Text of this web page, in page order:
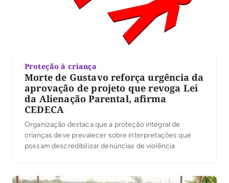
Proteção à criança
Morte de Gustavo reforça urgência da
aprovação de projeto que revoga Lei
da Alienação Parental, afirma
CEDECA
Organização destaca que a proteção integral de
crianças deve prevalecer sobre interpretações que
possam descredibilizar denúncias de violência